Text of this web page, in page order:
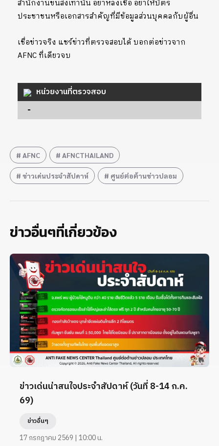
สำนักงานขนส่งเท่านั้น อย่าหลงเชื่อ อย่าให้บัตร
ประชาชนหรือเอกสารสำคัญที่มีข้อมูลส่วนบุคคลกับผู้อื่น
เชื่อข่าวจริง แชร์ข่าวที่ตรวจสอบได้ บอกต่อข่าวจาก
AFNC ที่เดียวจบ
หน่วยงานที่ตรวจสอบ
-
AFNC AFNCTHAILAND
ข่าวเด่นประจำสัปดาห์ ศูนย์ต่อต้านข่าวปลอม
ข่าวอื่นๆที่เกี่ยวข้อง
ข่าวเด่นน่าสนใจประจำสัปดาห์ (วันที่ 8-14 ก.ค.
69)
ข่าวอื่นๆ
17 กรกฎาคม 2569 | 10:00 น.